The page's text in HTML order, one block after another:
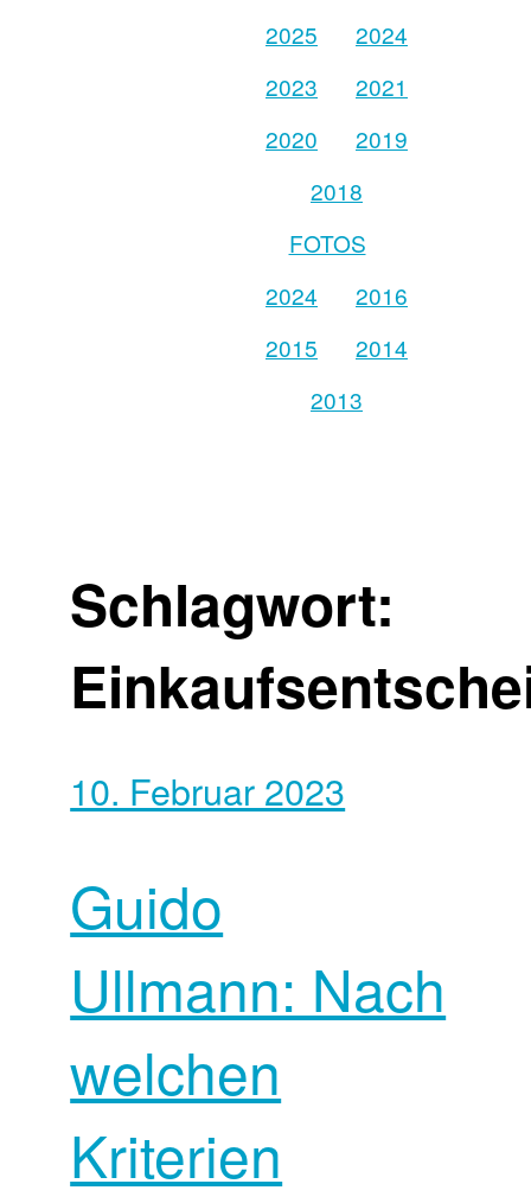
2025
2024
2023
2021
2020
2019
2018
FOTOS
2024
2016
2015
2014
2013
Schlagwort:
10. Februar 2023
Guido
Ullmann: Nach
welchen
Kriterien